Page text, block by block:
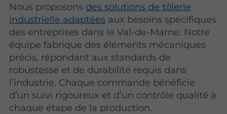
Nous proposons des solutions de tôlerie
industrielle adaptées aux besoins spécifiques
des entreprises dans le Val-de-Marne. Notre
équipe fabrique des éléments mécaniques
précis, répondant aux standards de
robustesse et de durabilité requis dans
l’industrie. Chaque commande bénéficie
d’un suivi rigoureux et d’un contrôle qualité à
chaque étape de la production.